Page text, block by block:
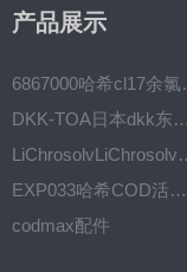
产品展示
6867000
DKK-TOA日本dkk东亚电
EXP033哈希COD活塞泵价格 EXP033
codmax配件